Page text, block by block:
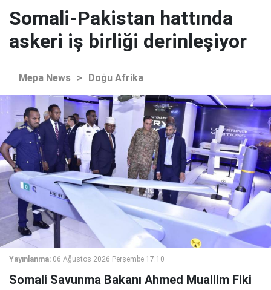
Somali-Pakistan hattında
askeri iş birliği derinleşiyor
Mepa News > Doğu Afrika
Yayınlanma: 06 Ağustos 2026 Perşembe 17:10
Somali Savunma Bakanı Ahmed Muallim Fiki